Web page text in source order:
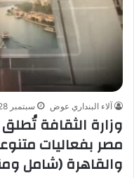
آلاء البنداري عوض سبتمبر 28, 2025
وزارة الثقافة
مصر بفعاليات
والقاهرة (شامل